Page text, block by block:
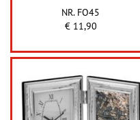
NR. FO45
€ 11,90